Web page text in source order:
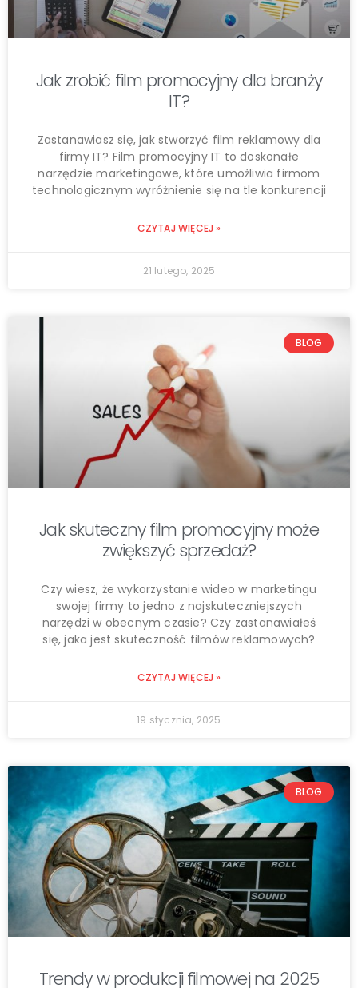
Jak zrobić film promocyjny dla branży
IT?
Zastanawiasz się, jak stworzyć film reklamowy dla
firmy IT? Film promocyjny IT to doskonałe
narzędzie marketingowe, które umożliwia firmom
technologicznym wyróżnienie się na tle konkurencji
CZYTAJ WIĘCEJ »
21 lutego, 2025
BLOG
Jak skuteczny film promocyjny może
zwiększyć sprzedaż?
Czy wiesz, że wykorzystanie wideo w marketingu
swojej firmy to jedno z najskuteczniejszych
narzędzi w obecnym czasie? Czy zastanawiałeś
się, jaka jest skuteczność filmów reklamowych?
CZYTAJ WIĘCEJ »
19 stycznia, 2025
BLOG
Trendy w produkcji filmowej na 2025